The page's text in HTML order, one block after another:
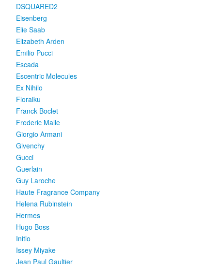
DSQUARED2
Eisenberg
Elie Saab
Elizabeth Arden
Emilio Pucci
Escada
Escentric Molecules
Ex Nihilo
Floraiku
Franck Boclet
Frederic Malle
Giorgio Armani
Givenchy
Gucci
Guerlain
Guy Laroche
Haute Fragrance Company
Helena Rubinstein
Hermes
Hugo Boss
Initio
Issey Miyake
Jean Paul Gaultier